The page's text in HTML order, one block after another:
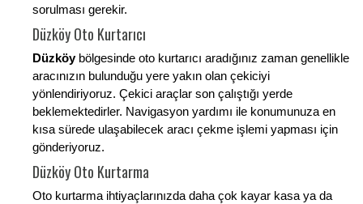
sorulması gerekir.
Düzköy Oto Kurtarıcı
Düzköybölgesinde oto kurtarıcı aradığınız zaman genellikle
aracınızın bulunduğu yere yakın olan çekiciyi
yönlendiriyoruz. Çekici araçlar son çalıştığı yerde
beklemektedirler. Navigasyon yardımı ile konumunuza en
kısa sürede ulaşabilecek aracı çekme işlemi yapması için
gönderiyoruz.
Düzköy Oto Kurtarma
Oto kurtarma ihtiyaçlarınızda daha çok kayar kasa ya da